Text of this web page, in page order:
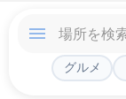
グルメ